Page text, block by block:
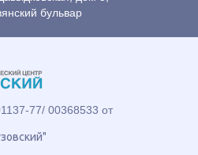
бульвар
77/ 00368533 от